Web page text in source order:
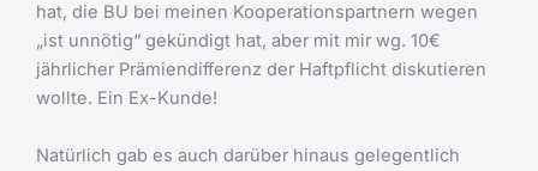
hat, die BU bei meinen Kooperationspartnern wegen
„ist unnötig“ gekündigt hat, aber mit mir wg. 10€
jährlicher Prämiendifferenz der Haftpflicht diskutieren
wollte. Ein Ex-Kunde!
Natürlich gab es auch darüber hinaus gelegentlich